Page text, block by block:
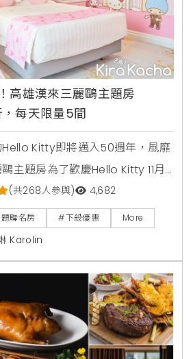
高雄漢來三麗鷗主題房
，每天限量5間
Kitty即將邁入50週年，風靡
主題房為了歡慶Hello Kitty 11月1
30全面6折起，每日限定5間，除了
每房加送價值450元馬卡龍繽紛
28開放搶訂。漢來與三麗鷗聯
造專屬三麗鷗主題房樓層，18間
間裝潢、家具、配色皆融入每位明
(共268人參與) 4,682
聯名房 #下殺優惠 More
Karolin